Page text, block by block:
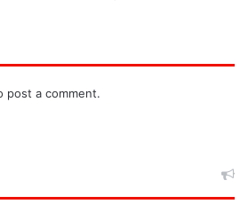
post a comment.